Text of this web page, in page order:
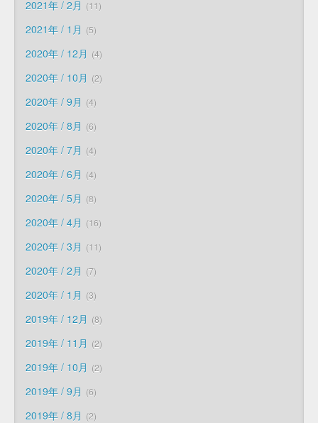
2021年 / 2月 11
2021年 / 1月 5
2020年 / 12月 4
2020年 / 10月 2
2020年 / 9月 4
2020年 / 8月 6
2020年 / 7月 4
2020年 / 6月 4
2020年 / 5月 8
2020年 / 4月 16
2020年 / 3月 11
2020年 / 2月 7
2020年 / 1月 3
2019年 / 12月 8
2019年 / 11月 2
2019年 / 10月 2
2019年 / 9月 6
2019年 / 8月 2